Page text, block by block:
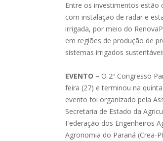
Entre os investimentos estão
com instalação de radar e
irrigada, por meio do
em regiões de produção de
sistemas irrigados
EVENTO – O 2º Congresso
feira (27) e terminou na
evento foi organizado pela
Secretaria de Estado da
Federação dos Engenheiros
Agronomia do Paraná (Crea-